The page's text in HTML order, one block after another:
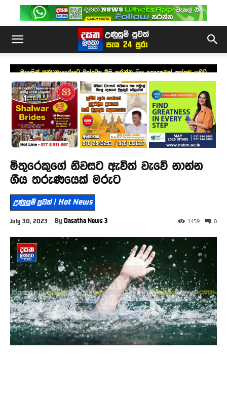
මැගසින් බන්ධනාගාරයට මත්ද්‍රව්‍ය විසි කරන්න ගිය දෙදෙනෙක් අත්අඩංගුවට
මිතුරෙකුගේ නිවසට ඇවිත් වැවේ නාන්න
ගිය තරුණයෙක් මරුට
උණුසුම් පුවත් | Hot News
July 30, 2023 By Dasatha News 3 0
1459